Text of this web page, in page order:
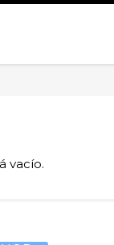
vacío.